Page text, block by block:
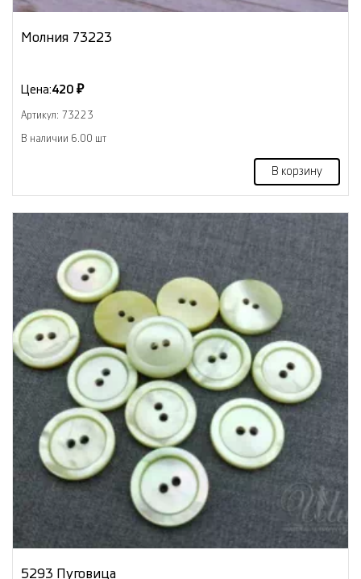
Молния 73223
Цена:420 ₽
Артикул: 73223
В наличии 6.00 шт
В корзину
5293 Пуговица